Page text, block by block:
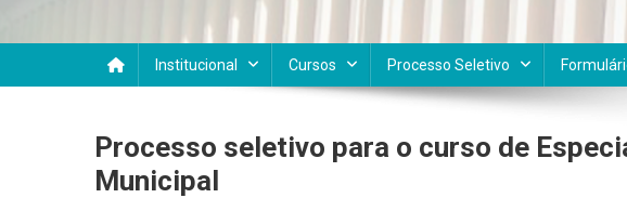
DEAD UFVJM
Institucional Cursos Processo Seletivo
Processo seletivo para o curso de
Municipal